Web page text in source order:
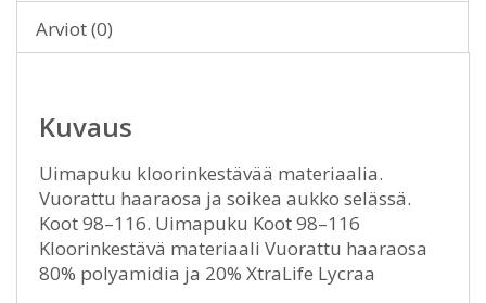
Arviot (0)
Kuvaus
Uimapuku kloorinkestävää materiaalia.
Vuorattu haaraosa ja soikea aukko selässä.
Koot 98–116. Uimapuku Koot 98–116
Kloorinkestävä materiaali Vuorattu haaraosa
80% polyamidia ja 20% XtraLife Lycraa